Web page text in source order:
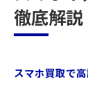
徹底解説
スマホ買取で